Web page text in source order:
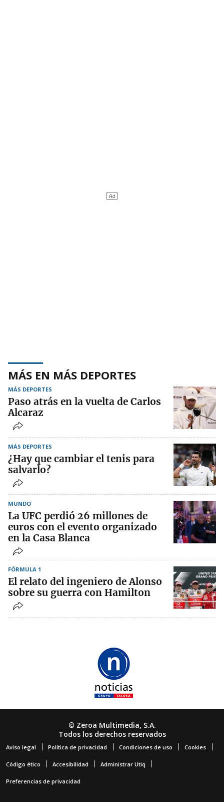
MÁS EN MÁS DEPORTES
MÁS DEPORTES
Paso atrás en la vuelta de Carlos
Alcaraz
MÁS DEPORTES
¿Hay que cambiar el tenis para
salvarlo?
MUNDO
La UFC perdió 26 millones de
euros con el evento organizado
en la Casa Blanca
FÓRMULA 1
El relato del ingeniero de Alonso
sobre su guerra con Hamilton
© Zeroa Multimedia, S.A.
Todos los derechos reservados
Aviso legal Política de privacidad Condiciones de uso Cookies
Código ético Accesibilidad Administrar Utiq
Preferencias de privacidad